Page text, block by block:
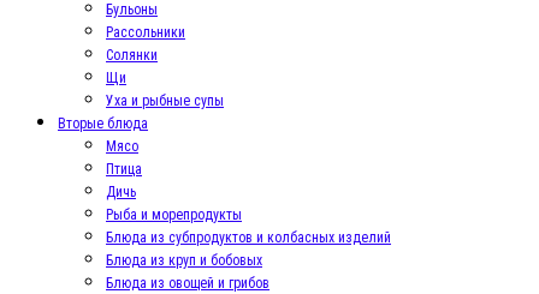
Бульоны
Рассольники
Солянки
Щи
Уха и рыбные супы
Вторые блюда
Мясо
Птица
Дичь
Рыба и морепродукты
Блюда из субпродуктов и колбасных изделий
Блюда из круп и бобовых
Блюда из овощей и грибов